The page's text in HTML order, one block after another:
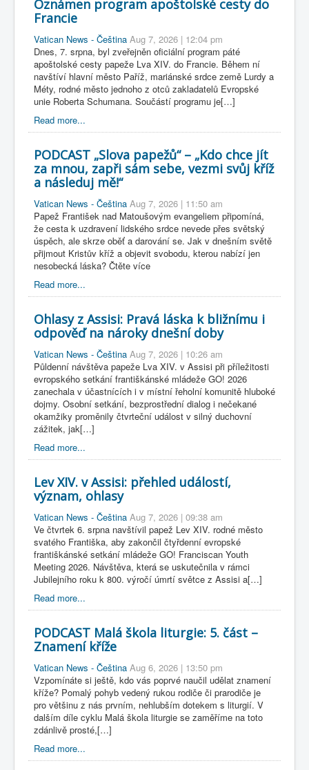
Oznámen program apoštolské cesty do
Francie
Vatican News - Čeština Aug 7, 2026 | 12:04 pm
Dnes, 7. srpna, byl zveřejněn oficiální program páté
apoštolské cesty papeže Lva XIV. do Francie. Během ní
navštíví hlavní město Paříž, mariánské srdce země Lurdy a
Méty, rodné město jednoho z otců zakladatelů Evropské
unie Roberta Schumana. Součástí programu je[…]
Read more...
PODCAST „Slova papežů“ – „Kdo chce jít
za mnou, zapři sám sebe, vezmi svůj kříž
a následuj mě!“
Vatican News - Čeština Aug 7, 2026 | 11:50 am
Papež František nad Matoušovým evangeliem připomíná,
že cesta k uzdravení lidského srdce nevede přes světský
úspěch, ale skrze oběť a darování se. Jak v dnešním světě
přijmout Kristův kříž a objevit svobodu, kterou nabízí jen
nesobecká láska? Čtěte více
Read more...
Ohlasy z Assisi: Pravá láska k bližnímu i
odpověď na nároky dnešní doby
Vatican News - Čeština Aug 7, 2026 | 10:26 am
Půldenní návštěva papeže Lva XIV. v Assisi při příležitosti
evropského setkání františkánské mládeže GO! 2026
zanechala v účastnících i v místní řeholní komunitě hluboké
dojmy. Osobní setkání, bezprostřední dialog i nečekané
okamžiky proměnily čtvrteční událost v silný duchovní
zážitek, jak[…]
Read more...
Lev XIV. v Assisi: přehled událostí,
význam, ohlasy
Vatican News - Čeština Aug 7, 2026 | 09:38 am
Ve čtvrtek 6. srpna navštívil papež Lev XIV. rodné město
svatého Františka, aby zakončil čtyřdenní evropské
františkánské setkání mládeže GO! Franciscan Youth
Meeting 2026. Návštěva, která se uskutečnila v rámci
Jubilejního roku k 800. výročí úmrtí světce z Assisi a[…]
Read more...
PODCAST Malá škola liturgie: 5. část –
Znamení kříže
Vatican News - Čeština Aug 6, 2026 | 13:50 pm
Vzpomínáte si ještě, kdo vás poprvé naučil udělat znamení
kříže? Pomalý pohyb vedený rukou rodiče či prarodiče je
pro většinu z nás prvním, nehlubším dotekem s liturgií. V
dalším díle cyklu Malá škola liturgie se zaměříme na toto
zdánlivě prosté,[…]
Read more...